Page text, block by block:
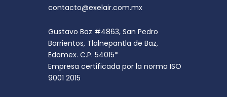
contacto@exelair.com.mx
Gustavo Baz #4863, San Pedro
Barrientos, Tlalnepantla de Baz,
Edomex. C.P. 54015*
Empresa certificada por la norma ISO
9001 2015